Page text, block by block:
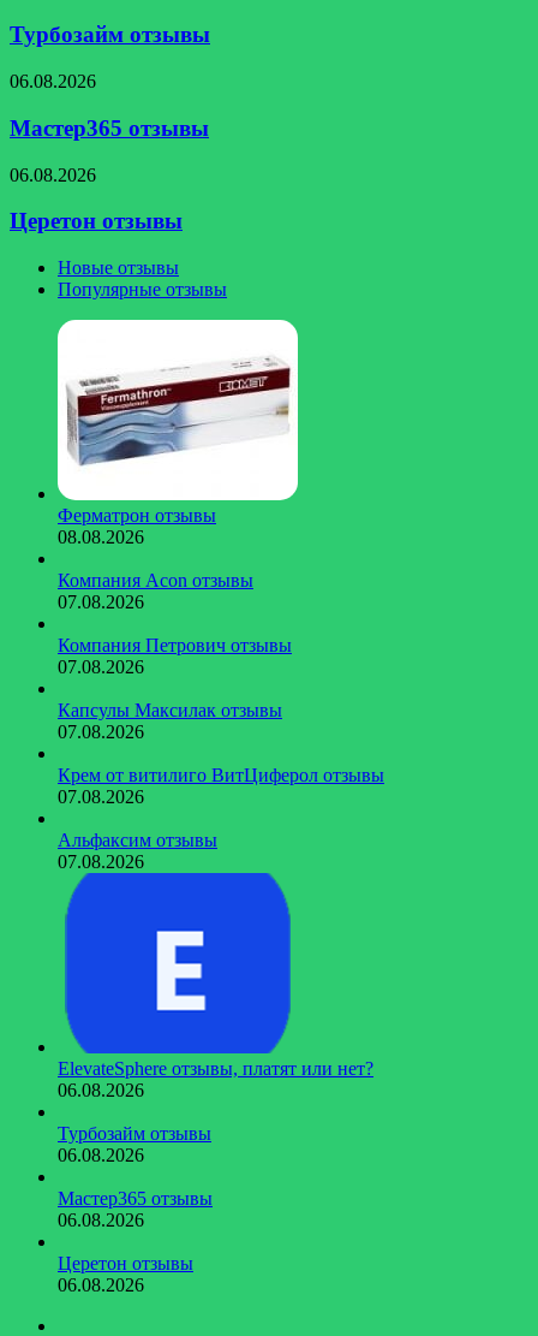
Турбозайм отзывы
Мастер365
06.08.2026
Мастер365 отзывы
Церетон
06.08.2026
Церетон отзывы
Новые отзывы
Популярные отзывы
Ферматрон отзывы
08.08.2026
Компания Acon отзывы
07.08.2026
Компания Петрович отзывы
07.08.2026
Капсулы Максилак отзывы
07.08.2026
Крем от витилиго ВитЦиферол отзывы
07.08.2026
Альфаксим отзывы
07.08.2026
ElevateSphere отзывы, платят или нет?
06.08.2026
Турбозайм отзывы
06.08.2026
Мастер365 отзывы
06.08.2026
Церетон отзывы
06.08.2026